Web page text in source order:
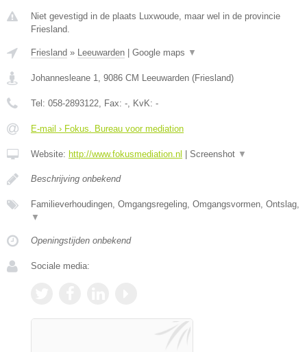
Niet gevestigd in de plaats Luxwoude, maar wel in de provincie
Friesland.
Friesland » Leeuwarden | Google maps ▼
Johannesleane 1 9086 CM Leeuwarden (Friesland)
Tel: 058-2893122 , Fax: - , KvK: -
E-mail › Fokus. Bureau voor mediation
Website: http://www.fokusmediation.nl | Screenshot ▼
Beschrijving onbekend
Familieverhoudingen, Omgangsregeling, Omgangsvormen, Ontslag,
▼
Openingstijden onbekend
Sociale media: